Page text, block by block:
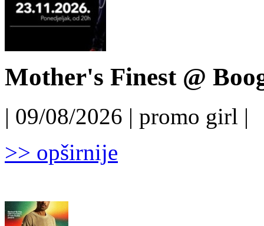
Mother's Finest @
| 09/08/2026 | promo girl |
>> opširnije